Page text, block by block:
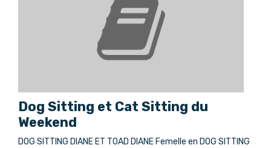
Dog Sitting et Cat Sitting du
Weekend
DOG SITTING DIANE ET TOAD DIANE Femelle en DOG SITTING